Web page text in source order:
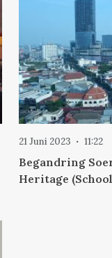
21 Juni 2023 11:22
Begandring
Heritage